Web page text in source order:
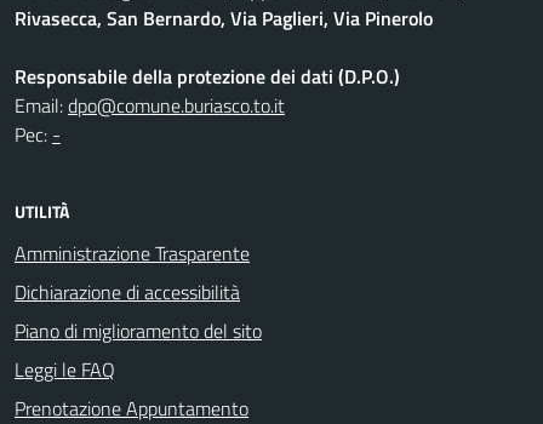
Rivasecca, San Bernardo, Via Paglieri, Via Pinerolo
Responsabile della protezione dei dati (D.P.O.)
Email:dpo@comune.buriasco.to.it
Pec: -
UTILITÀ
Amministrazione Trasparente
Dichiarazione di accessibilità
Piano di miglioramento del sito
Leggi le FAQ
Prenotazione Appuntamento